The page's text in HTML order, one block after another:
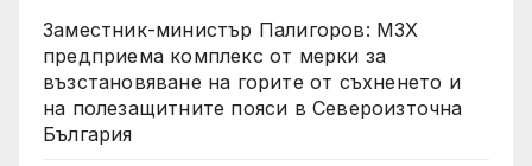
Заместник-министър Палигоров: МЗХ
предприема комплекс от мерки за
възстановяване на горите от съхненето и
на полезащитните пояси в Североизточна
България